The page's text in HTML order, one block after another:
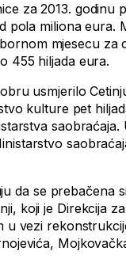
za 2013. godinu
pola miliona eura.
mjesecu za
455 hiljada eura.
usmjerilo
kulture pet
da se prebačena
koji je Direkcija
u vezi